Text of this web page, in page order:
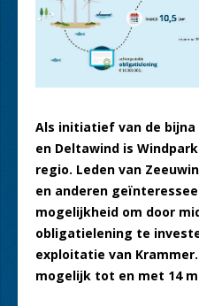
Als initiatief van de bijna
en Deltawind is
regio. Leden van
en anderen
mogelijkheid om door
obligatielening te
exploitatie van
mogelijk tot en met 14